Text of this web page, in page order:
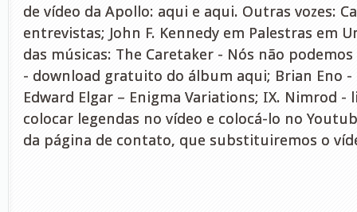
de vídeo da Apollo: aqui e aqui. Outras vozes:
entrevistas; John F. Kennedy em Palestras em
das músicas: The Caretaker - Nós não
- download gratuito do álbum aqui; Brian Eno -
Edward Elgar – Enigma Variations; IX. Nimrod -
colocar legendas no vídeo e colocá-lo no
da página de contato, que substituiremos o